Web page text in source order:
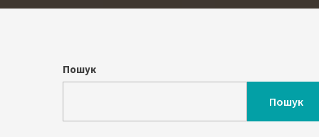
Пошук
Пошук